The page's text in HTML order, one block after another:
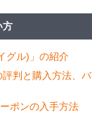
方
グル)」の紹介
判と購入方法、バ
ポンの入手方法